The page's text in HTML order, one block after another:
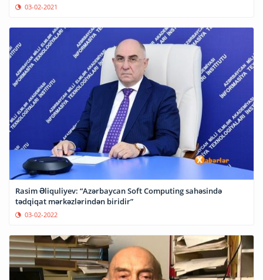
03-02-2021
Rasim Əliquliyev: “Azərbaycan Soft Computing sahəsində
tədqiqat mərkəzlərindən biridir”
03-02-2022